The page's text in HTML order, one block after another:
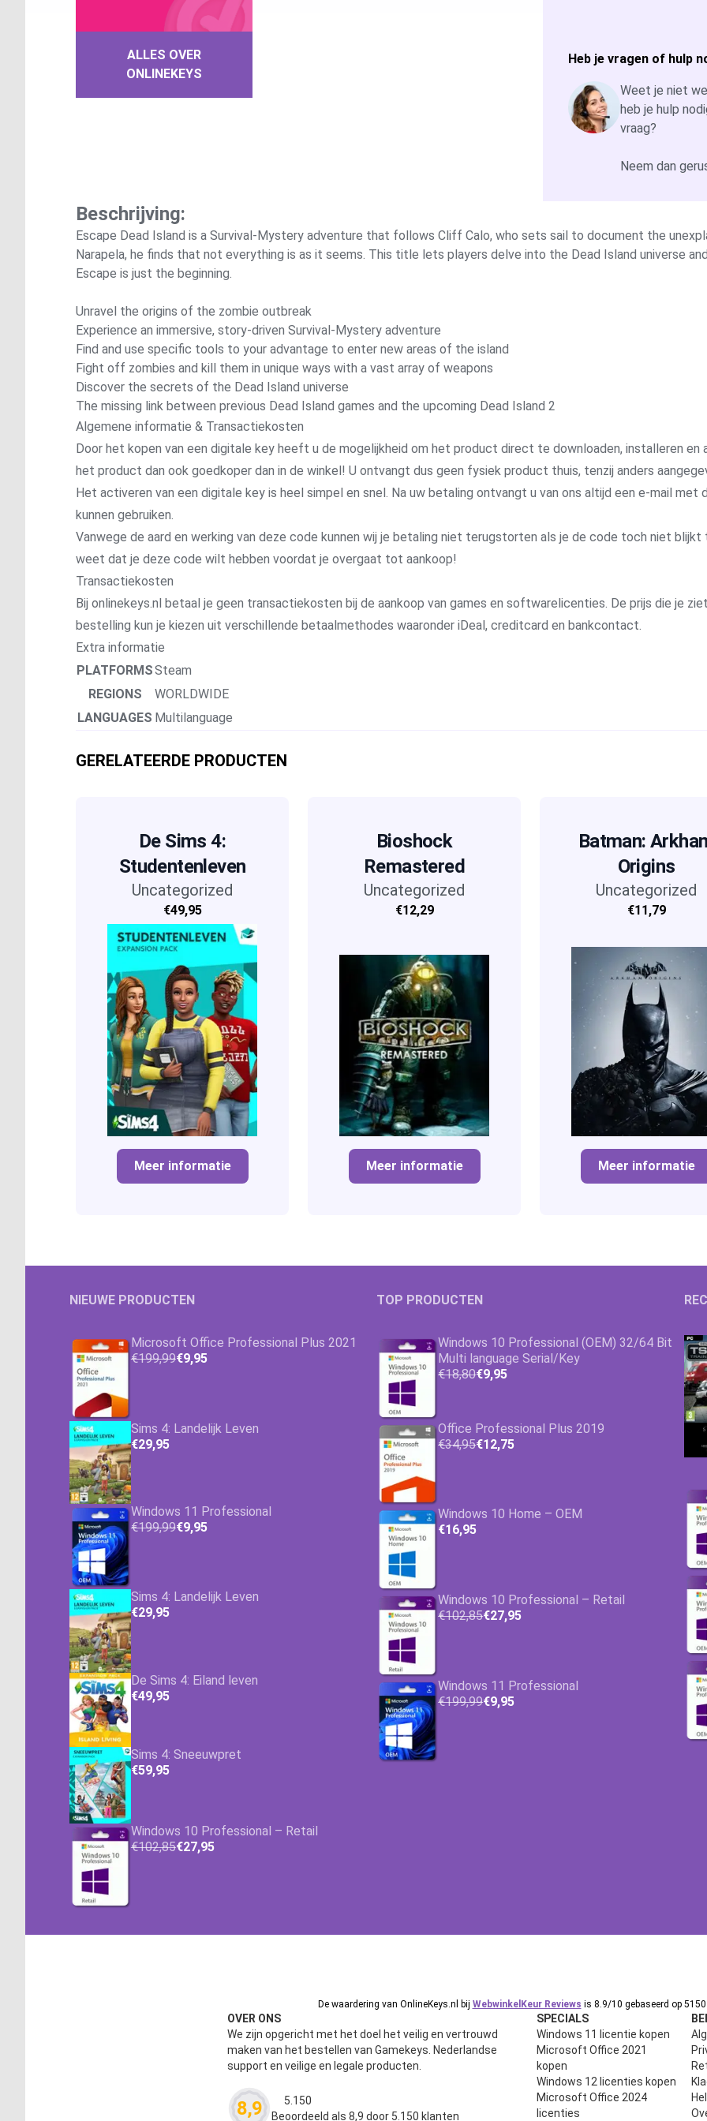
Heb je vragen of hulp
Weet je niet
heb je hulp
vraag?
Neem dan
ALLES OVER
ONLINEKEYS
Beschrijving:
Escape Dead Island is a Survival-Mystery adventure that follows Cliff Calo, who sets sail to document the
Narapela, he finds that not everything is as it seems. This title lets players delve into the Dead Island universe
Escape is just the beginning.
Unravel the origins of the zombie outbreak
Experience an immersive, story-driven Survival-Mystery adventure
Find and use specific tools to your advantage to enter new areas of the island
Fight off zombies and kill them in unique ways with a vast array of weapons
Discover the secrets of the Dead Island universe
The missing link between previous Dead Island games and the upcoming Dead Island 2
Algemene informatie & Transactiekosten
Door het kopen van een digitale key heeft u de mogelijkheid om het product direct te downloaden, installeren
het product dan ook goedkoper dan in de winkel! U ontvangt dus geen fysiek product thuis, tenzij anders
Het activeren van een digitale key is heel simpel en snel. Na uw betaling ontvangt u van ons altijd een e-mail
kunnen gebruiken.
Vanwege de aard en werking van deze code kunnen wij je betaling niet terugstorten als je de code toch niet
weet dat je deze code wilt hebben voordat je overgaat tot aankoop!
Transactiekosten
Bij onlinekeys.nl betaal je geen transactiekosten bij de aankoop van games en softwarelicenties. De prijs die je
bestelling kun je kiezen uit verschillende betaalmethodes waaronder iDeal, creditcard en bankcontact.
Extra informatie
PLATFORMSSteam
REGIONS
WORLDWIDE
LANGUAGES Multilanguage
GERELATEERDE PRODUCTEN
De Sims 4:
Studentenleven
Uncategorized
€49,95
Meer informatie
Bioshock
Remastered
Uncategorized
€12,29
Meer informatie
Batman:
Origins
Uncategorized
€11,79
Meer informatie
NIEUWE PRODUCTEN
Microsoft Office Professional Plus 2021
€199,99€9,95
Sims 4: Landelijk Leven
€29,95
Windows 11 Professional
€199,99€9,95
Sims 4: Landelijk Leven
€29,95
De Sims 4: Eiland leven
€49,95
Sims 4: Sneeuwpret
€59,95
Windows 10 Professional – Retail
€102,85€27,95
TOP PRODUCTEN
Windows 10 Professional (OEM) 32/64 Bit
Multi language Serial/Key
€18,80€9,95
Office Professional Plus 2019
€34,95€12,75
Windows 10 Home – OEM
€16,95
Windows 10 Professional – Retail
€102,85€27,95
Windows 11 Professional
€199,99€9,95
De waardering van OnlineKeys.nl bij WebwinkelKeur Reviews is 8.9/10 gebaseerd op
OVER ONS
We zijn opgericht met het doel het veilig en vertrouwd
maken van het bestellen van Gamekeys. Nederlandse
support en veilige en legale producten.
8,9 Waardering
5.150
Beoordeeld als 8,9 door 5.150 klanten
SPECIALS
Windows 11 licentie kopen
Microsoft Office 2021
kopen
Windows 12 licenties kopen
Microsoft Office 2024
licenties